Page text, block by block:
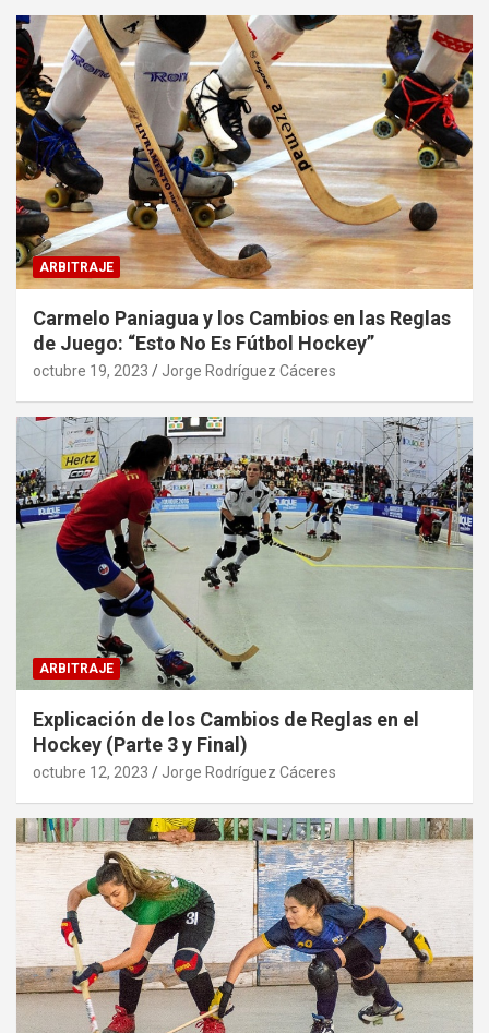
ARBITRAJE
Carmelo Paniagua y los Cambios en las Reglas
de Juego: “Esto No Es Fútbol Hockey”
octubre 19, 2023 Jorge Rodríguez Cáceres
ARBITRAJE
Explicación de los Cambios de Reglas en el
Hockey (Parte 3 y Final)
octubre 12, 2023 Jorge Rodríguez Cáceres